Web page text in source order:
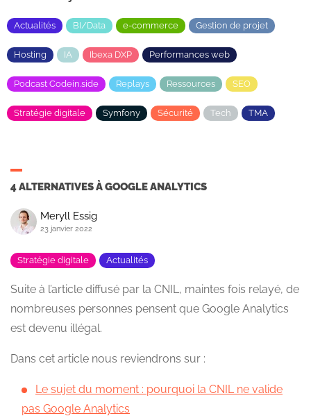
Actualités BI/Data e-commerce Gestion de projet
Hosting IA Ibexa DXP Performances web
Podcast Codein.side Replays Ressources SEO
Stratégie digitale Symfony Sécurité Tech TMA
4 ALTERNATIVES À GOOGLE ANALYTICS
Meryll Essig
23 janvier 2022
Stratégie digitale Actualités
Suite à l’article diffusé par la CNIL, maintes fois relayé, de
nombreuses personnes pensent que Google Analytics
est devenu illégal.
Dans cet article nous reviendrons sur :
Le sujet du moment : pourquoi la CNIL ne valide
pas Google Analytics